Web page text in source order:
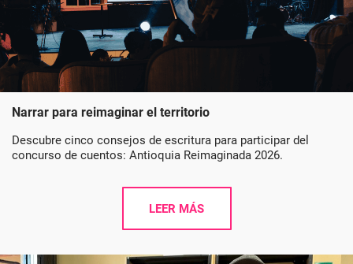
Narrar para reimaginar el territorio
Descubre cinco consejos de escritura para participar del
concurso de cuentos: Antioquia Reimaginada 2026.
LEER MÁS